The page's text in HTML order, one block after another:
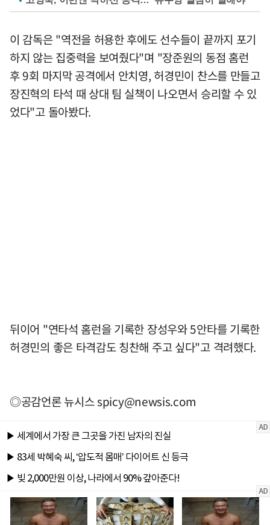
이 감독은 "역전을 허용한 후에도 선수들이 끝까지 포기
하지 않는 집중력을 보여줬다"며 "장준원의 동점 홈런
후 9회 마지막 공격에서 안치영, 허경민이 찬스를 만들고
장진혁의 타석 때 상대 팀 실책이 나오면서 승리할 수 있
었다"고 돌아봤다.
뒤이어 "연타석 홈런을 기록한 장성우와 5안타를 기록한
허경민의 좋은 타격감도 칭찬해 주고 싶다"고 격려했다.
◎공감언론 뉴시스spicy@newsis.com